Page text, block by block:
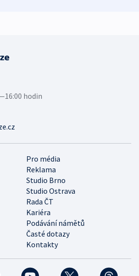
Pro média
Reklama
Studio Brno
Studio Ostrava
Rada ČT
Kariéra
Podávání námětů
Časté dotazy
Kontakty
hodin